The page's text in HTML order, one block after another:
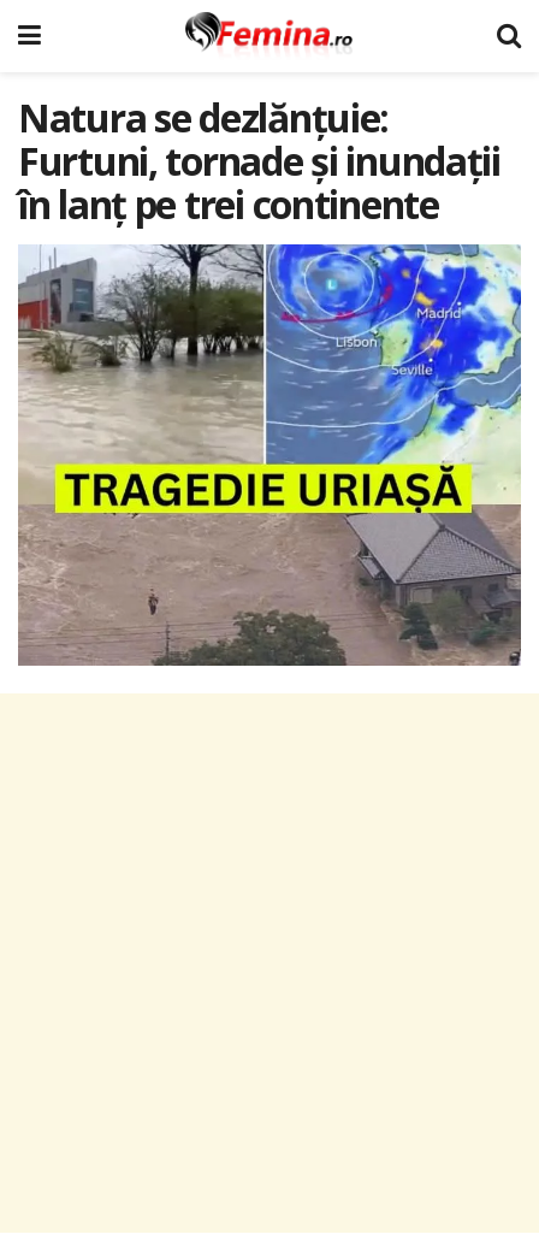
Natura se dezlănțuie:
Furtuni, tornade și inundații
în lanț pe trei continente